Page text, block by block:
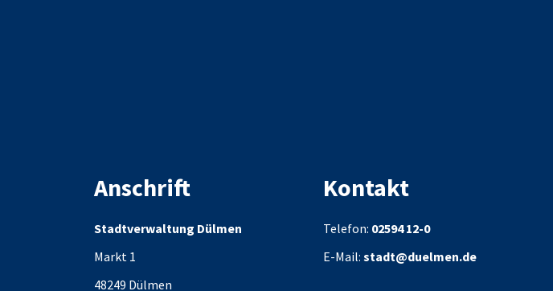
Anschrift
Stadtverwaltung Dülmen
Markt 1
48249 Dülmen
Kontakt
Telefon: 02594 12-0
E-Mail: stadt@duelmen.de